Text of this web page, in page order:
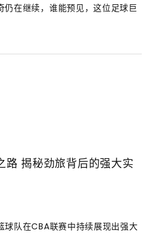
仍在继续，谁能预见，这位足球巨
路 揭秘劲旅背后的强大实
球队在CBA联赛中持续展现出强大